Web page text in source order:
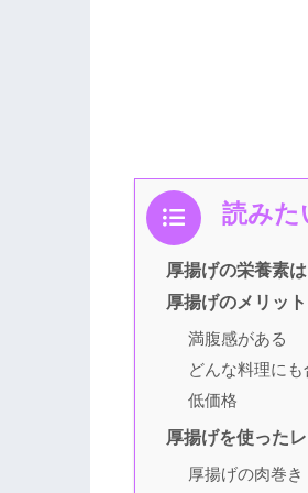
読みたい
厚揚げの栄養素は
厚揚げのメリット
満腹感がある
どんな料理に
低価格
厚揚げを使った
厚揚げの肉巻き